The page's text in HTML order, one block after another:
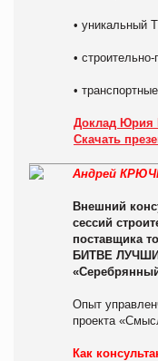
• уникальный
•
•
Доклад Юрия
Скачать
Андрей
Внешний
сессий
поставщика
БИТВЕ
Опыт
проекта
Как